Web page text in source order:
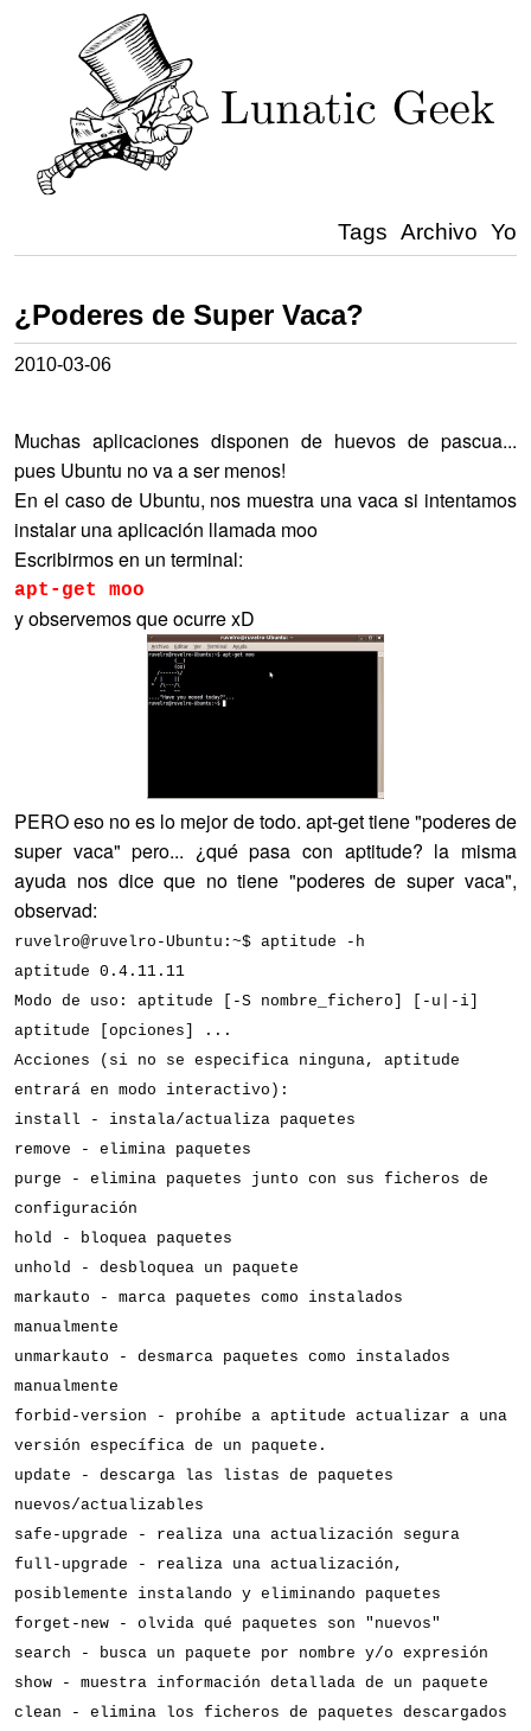
Tags Archivo Yo
¿Poderes de Super Vaca?
2010-03-06
Muchas aplicaciones disponen de huevos de pascua...
pues Ubuntu no va a ser menos!
En el caso de Ubuntu, nos muestra una vaca si intentamos
instalar una aplicación llamada moo
Escribirmos en un terminal:
apt-get moo
y observemos que ocurre xD
PERO eso no es lo mejor de todo. apt-get tiene "poderes de
super vaca" pero... ¿qué pasa con aptitude? la misma
ayuda nos dice que no tiene "poderes de super vaca",
observad:
ruvelro@ruvelro-Ubuntu:~$ aptitude -h
aptitude 0.4.11.11
Modo de uso: aptitude [-S nombre_fichero] [-u|-i]
aptitude [opciones]
...
Acciones (si no se especifica ninguna, aptitude
entrará en modo interactivo):
install - instala/actualiza paquetes
remove - elimina paquetes
purge - elimina paquetes junto con sus ficheros de
configuración
hold - bloquea paquetes
unhold - desbloquea un paquete
markauto - marca paquetes como instalados
manualmente
unmarkauto - desmarca paquetes como instalados
manualmente
forbid-version - prohíbe a aptitude actualizar a una
versión específica de un paquete.
update - descarga las listas de paquetes
nuevos/actualizables
safe-upgrade - realiza una actualización segura
full-upgrade - realiza una actualización,
posiblemente instalando y eliminando paquetes
forget-new - olvida qué paquetes son "nuevos"
search - busca un paquete por nombre y/o expresión
show - muestra información detallada de un paquete
clean - elimina los ficheros de paquetes descargados